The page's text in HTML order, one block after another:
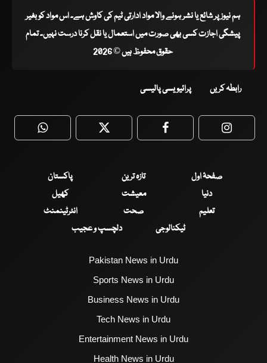
ہم نیوز پر شائع یا نشر ہونے والا مواد ادارتی ٹیم کی کاوش ہے۔ اس مواد کو بغیر
پیشگی اجازت کسی بھی صورت میں استعمال یا نقل کرنا درست نہیں۔ تمام
حقوق محفوظ ہیں © 2026
رابطہ کریں پرائیویسی پالیسی
WhatsApp Twitter Facebook
صفحۂ اول تازہ ترین
پاکستان
دنیا
معیشت
کھیل
تعلیم
صحت
انٹرٹینمنٹ
ٹیکنالوجی
دلچسپ و عجیب
Pakistan News in Urdu
Sports News in Urdu
Business News in Urdu
Tech News in Urdu
Entertainment News in Urdu
Health News in Urdu